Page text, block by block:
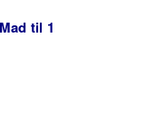
Mad til 1